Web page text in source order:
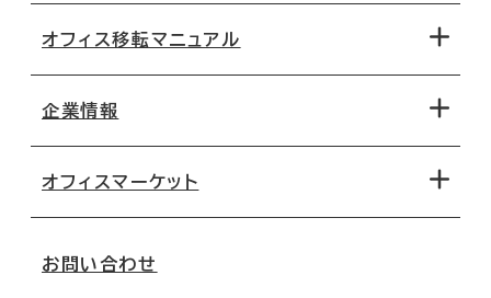
地図から探す
路線・駅から探す
オフィス移転マニュアル
移転コストシミュレーション
移転スケジュール
オフィス移転Q&A
企業情報
オフィスマーケット
お問い合わせ